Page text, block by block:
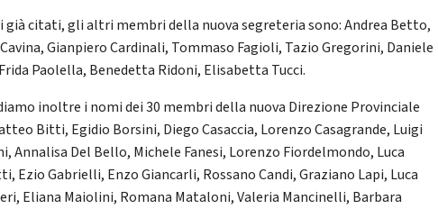
già citati, gli altri membri della nuova segreteria sono: Andrea Betto,
Gianpiero Cardinali, Tommaso Fagioli, Tazio Gregorini, Daniele
Paolella, Benedetta Ridoni, Elisabetta Tucci.
inoltre i nomi dei 30 membri della nuova Direzione Provinciale
Bitti, Egidio Borsini, Diego Casaccia, Lorenzo Casagrande, Luigi
Annalisa Del Bello, Michele Fanesi, Lorenzo Fiordelmondo, Luca
Ezio Gabrielli, Enzo Giancarli, Rossano Candi, Graziano Lapi, Luca
Eliana Maiolini, Romana Mataloni, Valeria Mancinelli, Barbara